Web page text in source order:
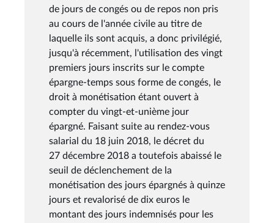
de jours de congés ou de repos non pris
au cours de l'année civile au titre de
laquelle ils sont acquis, a donc privilégié,
jusqu'à récemment, l'utilisation des vingt
premiers jours inscrits sur le compte
épargne-temps sous forme de congés, le
droit à monétisation étant ouvert à
compter du vingt-et-unième jour
épargné. Faisant suite au rendez-vous
salarial du 18 juin 2018, le décret du
27 décembre 2018 a toutefois abaissé le
seuil de déclenchement de la
monétisation des jours épargnés à quinze
jours et revalorisé de dix euros le
montant des jours indemnisés pour les